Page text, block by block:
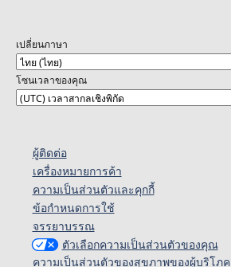
เปลี่ยนภาษา
โซนเวลาของคุณ
ผู้ติดต่อ
เครื่องหมายการค้า
ความเป็นส่วนตัวและคุกกี้
ข้อกำหนดการใช้
จรรยาบรรณ
ตัวเลือกความเป็นส่วนตัวของคุณ
ความเป็นส่วนตัวของสุขภาพของผู้บริโภค